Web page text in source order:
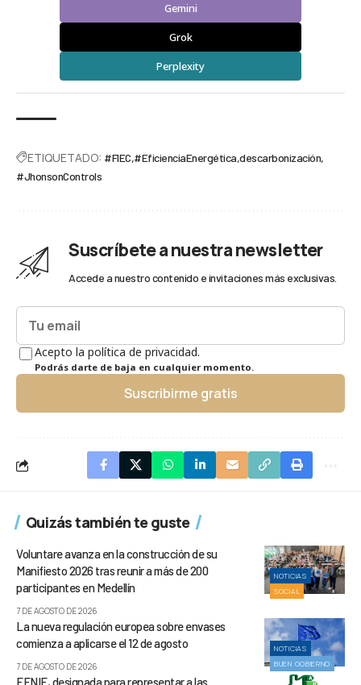
Gemini
Grok
Perplexity
ETIQUETADO: #FIEC #EficienciaEnergética descarbonización
#JhonsonControls
Suscríbete a nuestra newsletter
Accede a nuestro contenido e invitaciones más exclusivas.
Acepto la política de privacidad.
Podrás darte de baja en cualquier momento.
Suscribirme gratis
Quizás también te guste
NOTICIAS
SOCIAL
Voluntare avanza en la construcción de su
Manifiesto 2026 tras reunir a más de 200
participantes en Medellín
7 DE AGOSTO DE 2026
NOTICIAS
BUEN GOBIERNO
La nueva regulación europea sobre envases
comienza a aplicarse el 12 de agosto
7 DE AGOSTO DE 2026
FENIE, designada para representar a las